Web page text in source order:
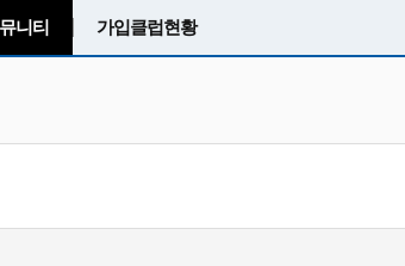
니티 가입클럽현황